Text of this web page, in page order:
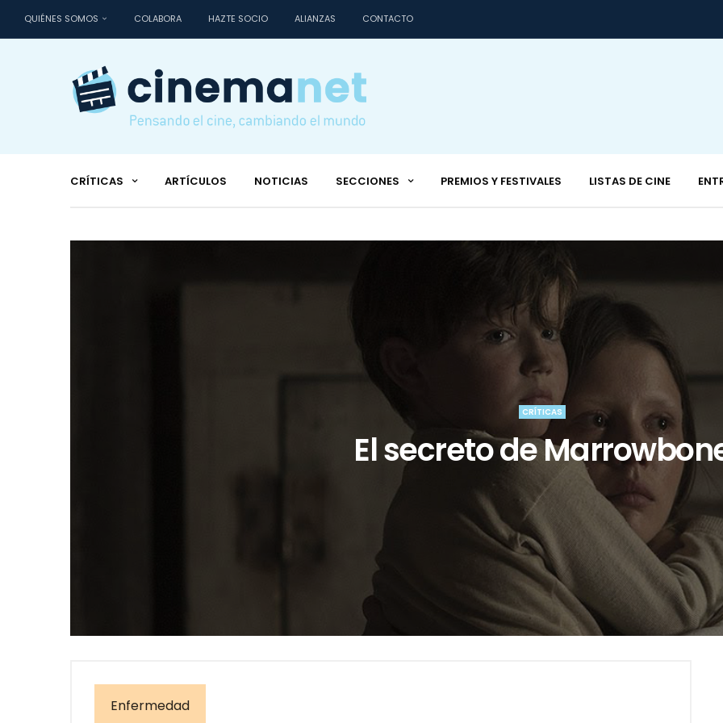
QUIÉNES SOMOS COLABORA HAZTE SOCIO ALIANZAS CONTACTO
CRÍTICAS ARTÍCULOS NOTICIAS SECCIONES PREMIOS Y FESTIVALES LISTAS DE CINE
CRÍTICAS
El secreto de
Enfermedad